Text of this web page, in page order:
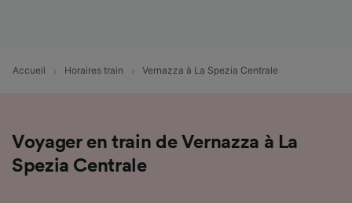
Accueil Horaires train Vernazza à La Spezia Centrale
Voyager en train de Vernazza à La
Spezia Centrale